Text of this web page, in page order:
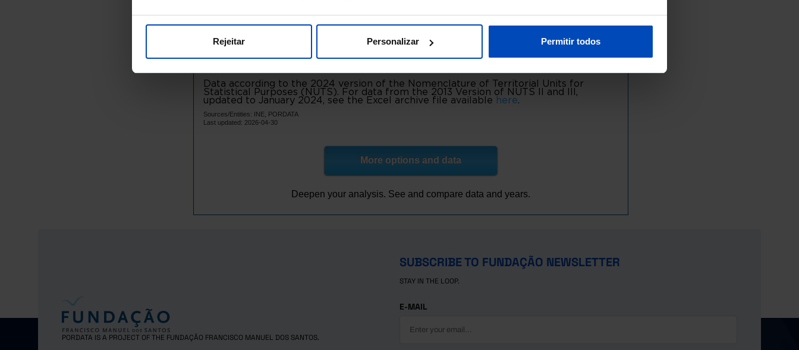
Rejeitar Personalizar Permitir todos
Amares
214
71
Barcelos
475
Braga
1,108
777
Esposende
247
148
Terras de Bouro
98
20
Vila Verde
416
201
Ave
Vieira do Minho
152
24
Data according to the 2024 version of the Nomenclature of Territorial Units for
Statistical Purposes (NUTS). For data from the 2013 Version of NUTS II and III,
updated to January 2024, see the Excel archive file available here.
Sources/Entities: INE, PORDATA
Last updated: 2026-04-30
More options and data
Deepen your analysis. See and compare data and years.
PORDATA IS A PROJECT OF THE FUNDAÇÃO FRANCISCO MANUEL DOS SANTOS.
SUBSCRIBE TO FUNDAÇÃO NEWSLETTER
STAY IN THE LOOP.
E-MAIL